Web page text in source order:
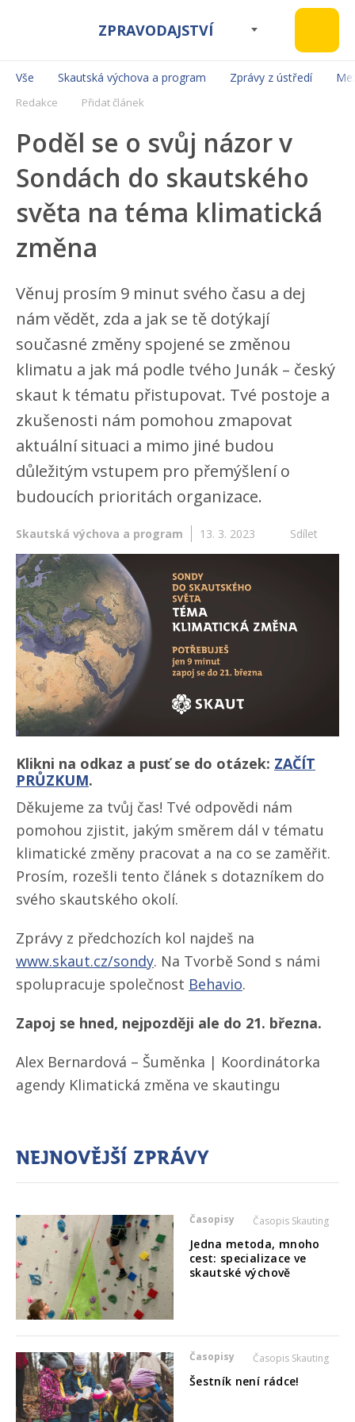
ZPRAVODAJSTVÍ
Vše Skautská výchova a program Zprávy z ústředí
Redakce Přidat článek
Poděl se o svůj názor v
Sondách do skautského
světa na téma klimatická
změna
Věnuj prosím 9 minut svého času a dej
nám vědět, zda a jak se tě dotýkají
současné změny spojené se změnou
klimatu a jak má podle tvého Junák – český
skaut k tématu přistupovat. Tvé postoje a
zkušenosti nám pomohou zmapovat
aktuální situaci a mimo jiné budou
důležitým vstupem pro přemýšlení o
budoucích prioritách organizace.
Skautská výchova a program 13. 3. 2023 Sdílet
Klikni na odkaz a pusť se do otázek: ZAČÍT
PRŮZKUM.
Děkujeme za tvůj čas! Tvé odpovědi nám
pomohou zjistit, jakým směrem dál v tématu
klimatické změny pracovat a na co se zaměřit.
Prosím, rozešli tento článek s dotazníkem do
svého skautského okolí.
Zprávy z předchozích kol najdeš na
www.skaut.cz/​sondy. Na Tvorbě Sond s námi
spolupracuje společnost Behavio.
Zapoj se hned, nejpozději ale do 21. března.
Alex Bernardová – Šuměnka | Koordinátorka
agendy Klimatická změna ve skautingu
Nejnovější zprávy
Časopisy Časopis Skauting
Jedna metoda, mnoho
cest: specializace ve
skautské výchově
Časopisy Časopis Skauting
Šestník není rádce!